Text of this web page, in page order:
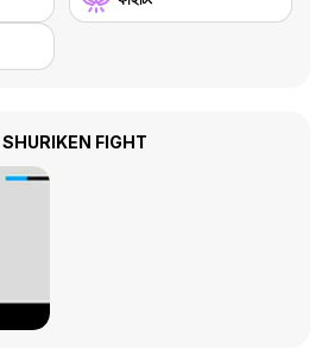
SHURIKEN FIGHT